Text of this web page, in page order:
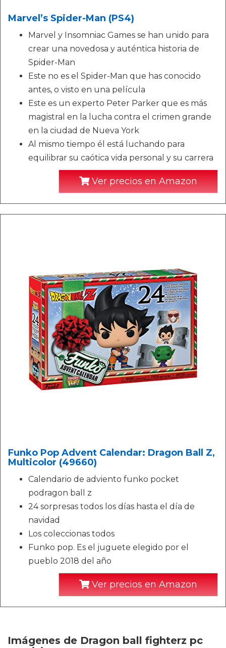
Marvel’s Spider-Man (PS4)
Marvel y Insomniac Games se han unido para
crear una novedosa y auténtica historia de
Spider-Man
Este no es el Spider-Man que has conocido
antes, o visto en una película
Este es un experto Peter Parker que es más
magistral en la lucha contra el crimen grande
en la ciudad de Nueva York
Al mismo tiempo él está luchando para
equilibrar su caótica vida personal y su carrera
Ver precios en Amazon
Funko Pop Advent Calendar: Dragon Ball Z,
Multicolor (49660)
Calendario de adviento funko pocket
podragon ball z
24 sorpresas todos los días hasta el día de
navidad
Los coleccionas todos
Funko pop. Es el juguete elegido por el
pueblo 2018 del año
Ver precios en Amazon
Imágenes de Dragon ball fighterz pc